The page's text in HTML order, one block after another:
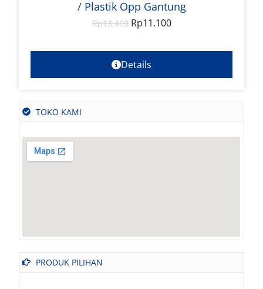
/ Plastik Opp Gantung
Rp13.400 Rp11.100
Details
TOKO KAMI
PRODUK PILIHAN